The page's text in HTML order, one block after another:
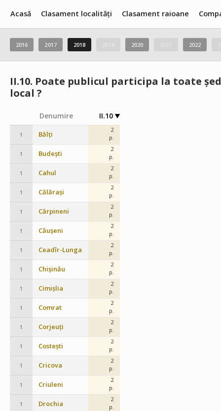
Acasă Clasament localități Clasament raioane
2016 2017 2018 2020 2022
II.10. Poate publicul participa la toate
local ?
Denumire II.10
1 Bălți
2
p.
1 Budești
2
p.
1 Cahul
2
p.
1 Călărași
2
p.
1 Cărpineni
2
p.
1 Căușeni
2
p.
1 Ceadîr-Lunga
2
p.
1 Chișinău
2
p.
1 Cimișlia
2
p.
1 Comrat
2
p.
1 Corjeuți
2
p.
1 Costești
2
p.
1 Cricova
2
p.
1 Criuleni
2
p.
1 Drochia
2
p.